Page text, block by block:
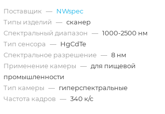
Поставщик — NWspec
Типы изделий — сканер
Спектральный диапазон — 1000-2500 нм
Тип сенсора — HgCdTe
Спектральное разрешение — 8 нм
Применение камеры — для пищевой
промышленности
Тип камеры — гиперспектральные
Частота кадров — 340 к/с